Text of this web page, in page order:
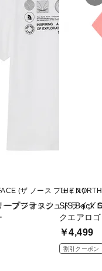
ブジオスク
(ザ ノース フェイス)
ーブフラッシュドライグ
THE
S/S Back
クエアロ
￥4,499
割引クーポン